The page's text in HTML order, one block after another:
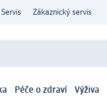
Servis Zákaznický servis
Péče o zdraví Výživa